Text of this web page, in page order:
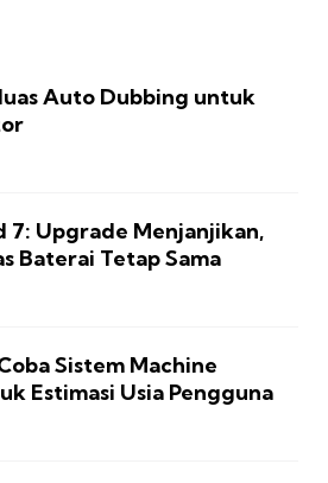
Auto Dubbing untuk
7: Upgrade Menjanjikan,
Baterai Tetap Sama
Sistem Machine
Estimasi Usia Pengguna